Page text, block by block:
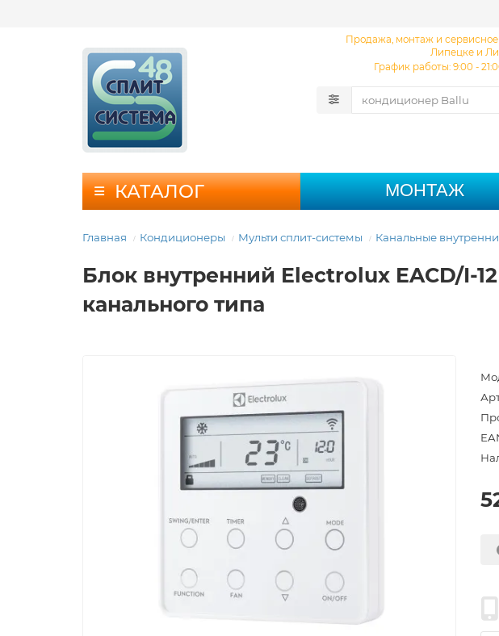
Продажа, монтаж и
Липецке и
График работы: 9:00 -
КАТАЛОГ МОНТАЖ
Главная Кондиционеры Мульти сплит-системы Канальные
Блок внутренний Electrolux EACD/I-
канального типа